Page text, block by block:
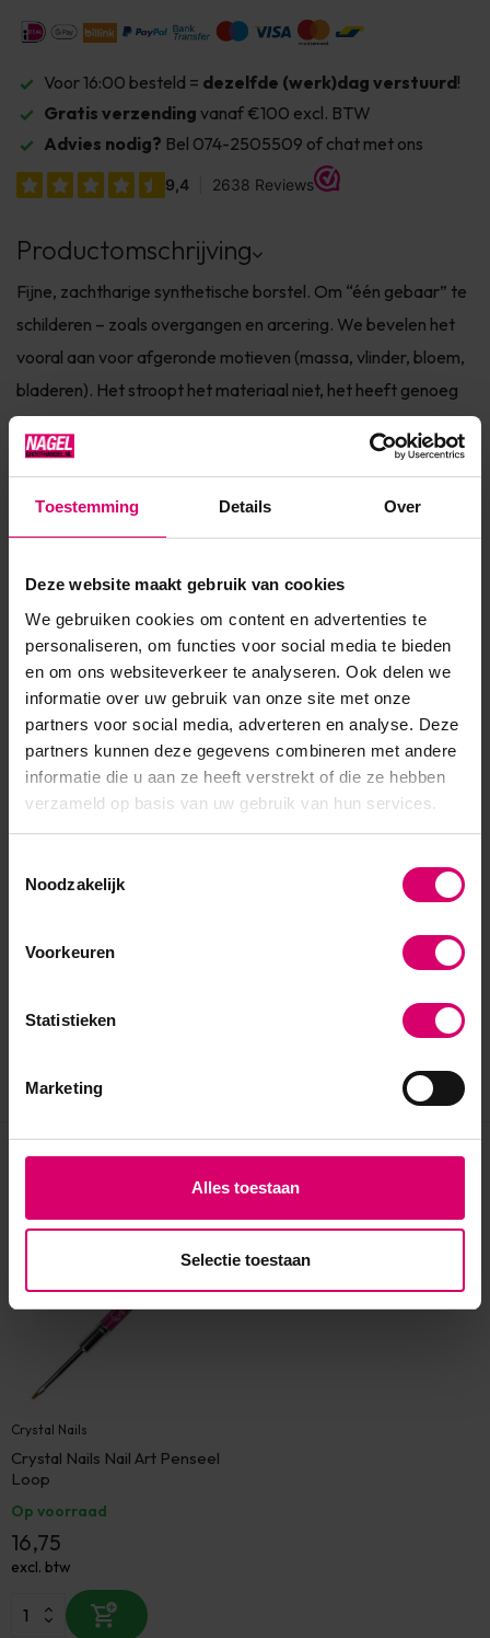
Toestemming Details Over
Deze website maakt gebruik van cookies
We gebruiken cookies om content en advertenties te
personaliseren, om functies voor social media te bieden
en om ons websiteverkeer te analyseren. Ook delen we
informatie over uw gebruik van onze site met onze
partners voor social media, adverteren en analyse. Deze
partners kunnen deze gegevens combineren met andere
informatie die u aan ze heeft verstrekt of die ze hebben
verzameld op basis van uw gebruik van hun services.
Noodzakelijk
Voorkeuren
Statistieken
Marketing
Alles toestaan
Selectie toestaan
Voor 16:00 besteld = dezelfde (werk)dag verstuurd!
Gratis verzending vanaf €100 excl. BTW
Advies nodig? Bel 074-2505509 of chat met ons
Productomschrijving
Fijne, zachtharige synthetische borstel. Om “één gebaar” te
schilderen – zoals overgangen en arcering. We bevelen het
vooral aan voor afgeronde motieven (massa, vlinder, bloem,
bladeren). Het stroopt het materiaal niet, het heeft genoeg
druk. Perfect voor schaduwen en gelschildering. Het is mooi
om gebogen patronen te maken, perfect voor di...
Toon meer
Artikelnummer 40759
SKU 569110
Eerder bekeken
Crystal Nails
Crystal Nails Nail Art Penseel
Loop
Op voorraad
16,75
excl. btw